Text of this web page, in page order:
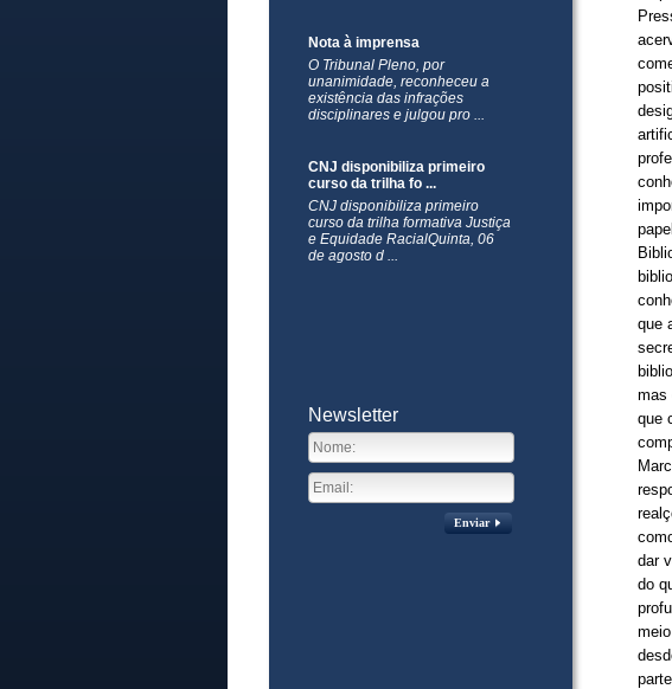
Nota à imprensa
​O Tribunal Pleno, por
unanimidade, reconheceu a
existência das infrações
disciplinares e julgou pro ...
CNJ disponibiliza primeiro
curso da trilha fo ...
CNJ disponibiliza primeiro
curso da trilha formativa Justiça
e Equidade RacialQuinta, 06
de agosto d ...
Newsletter
Enviar
que
mas
que
dar
do